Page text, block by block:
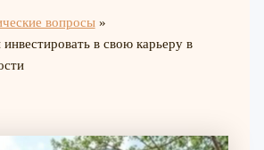
вопросы
в свою карьеру в